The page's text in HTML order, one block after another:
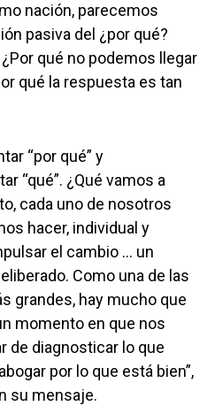
nación, parecemos
pasiva del ¿por qué?
qué no podemos llegar
qué la respuesta es tan
“por qué” y
“qué”. ¿Qué vamos a
cada uno de nosotros
hacer, individual y
el cambio … un
Como una de las
grandes, hay mucho que
momento en que nos
de diagnosticar lo que
por lo que está bien”,
su mensaje.